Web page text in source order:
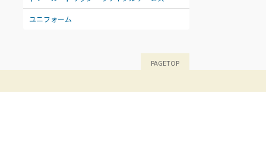
ユニフォーム
PAGETOP